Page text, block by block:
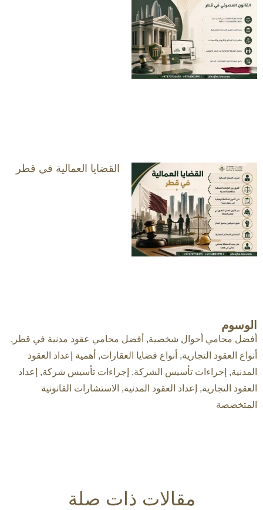
القضايا العمالية في قطر
الوسوم
أفضل محامي أحوال شخصية, أفضل محامي عقود مدنية في قطر ,
أنواع العقود التجارية, أنواع قضايا العقارات, أهمية إعداد العقود
المدنية, إجراءات تأسيس الشركة, إجراءات تأسيس شركة,
إعداد
العقود التجارية, إعداد العقود المدنية, الاستشارات القانونية
المتخصصة
مقالات ذات صلة